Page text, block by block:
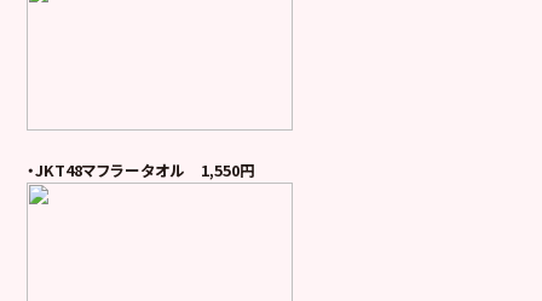
・JKT48マフラータオル 1,550円